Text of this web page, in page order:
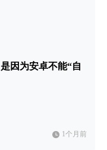
因为安卓不能“自
1个月前